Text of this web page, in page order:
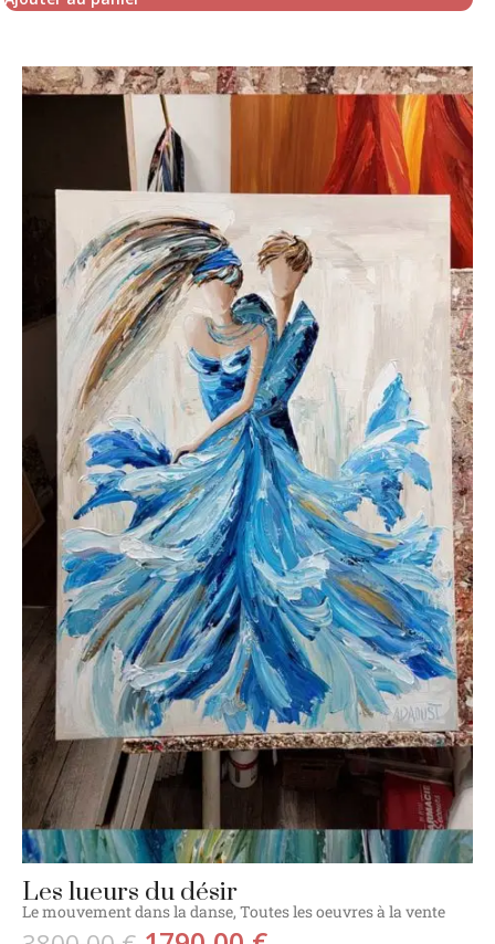
Les lueurs du désir
Le mouvement dans la danse, Toutes les oeuvres à la vente